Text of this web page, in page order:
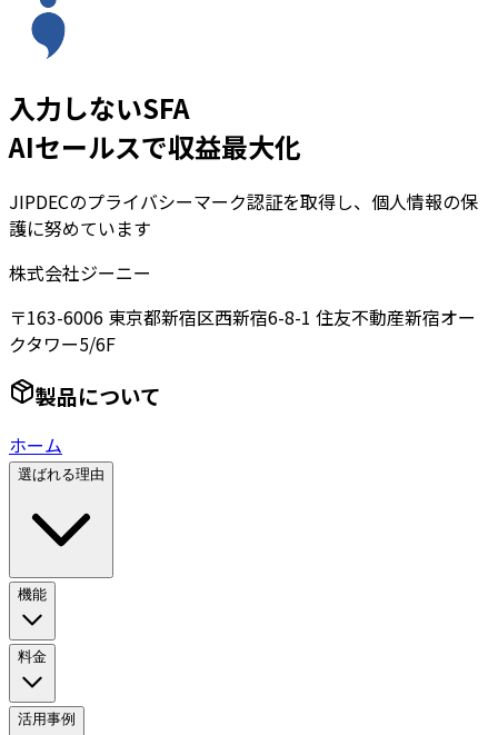
入力しないSFA
AIセールスで収益最大化
JIPDECのプライバシーマーク認証を取得し、個人情報の保
護に努めています
株式会社ジーニー
〒163-6006 東京都新宿区西新宿6-8-1 住友不動産新宿オー
クタワー5/6F
製品について
ホーム
選ばれる理由
機能
料金
活用事例